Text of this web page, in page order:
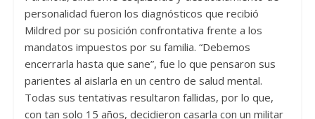
personalidad fueron los diagnósticos que recibió
Mildred por su posición confrontativa frente a los
mandatos impuestos por su familia. “Debemos
encerrarla hasta que sane”, fue lo que pensaron sus
parientes al aislarla en un centro de salud mental.
Todas sus tentativas resultaron fallidas, por lo que,
con tan solo 15 años, decidieron casarla con un militar